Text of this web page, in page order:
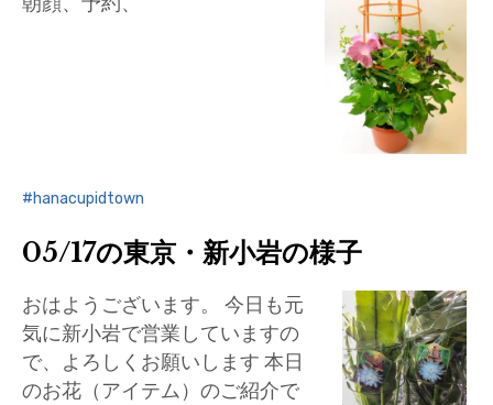
hanacupidtown
05/17の東京・新小岩の様子
おはようございます。 今日も元
気に新小岩で営業していますの
で、よろしくお願いします 本日
のお花（アイテム）のご紹介で